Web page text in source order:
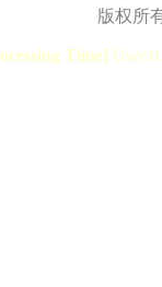
版权所
Time]